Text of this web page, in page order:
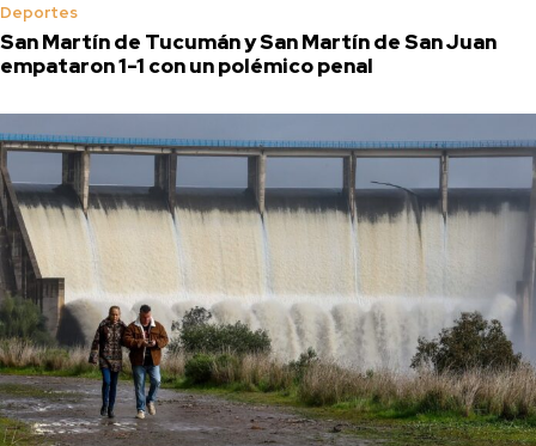
Deportes
San Martín de Tucumán y San Martín de San Juan
empataron 1-1 con un polémico penal